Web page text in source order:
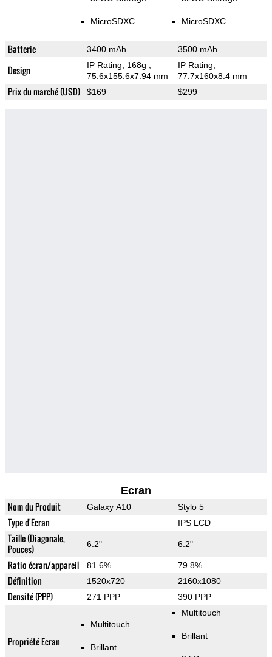
MicroSDXC MicroSDXC
Batterie 3400 mAh 3500 mAh
Design IP Rating, 168g
75.6x155.6x7.94 mm
IP Rating,
77.7x160x8.4 mm
Prix du marché (USD) $169 $299
Ecran
Nom du Produit Galaxy A10 Stylo 5
Type d'Ecran IPS LCD
Taille (Diagonale,
Pouces)
6.2" 6.2"
Ratio écran/appareil 81.6% 79.8%
Définition 1520x720 2160x1080
Densité (PPP) 271 PPP 390 PPP
Propriété Ecran
Multitouch
Brillant
Multitouch
Brillant